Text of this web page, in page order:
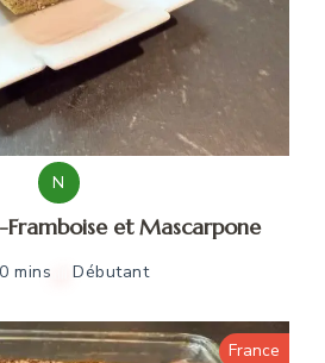
N
Framboise et Mascarpone
mins Débutant
France